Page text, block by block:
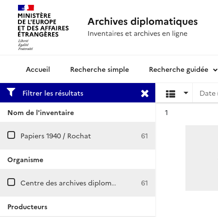
Archives diplomatiquesRecherche simple Recherche guidée
Filtrer les résultats
Nom de l'inventaire
Papiers 1940 / Rochat 61
Organisme
Centre des archives diplomatiques de La Courneuve 61
Producteurs
Date
1